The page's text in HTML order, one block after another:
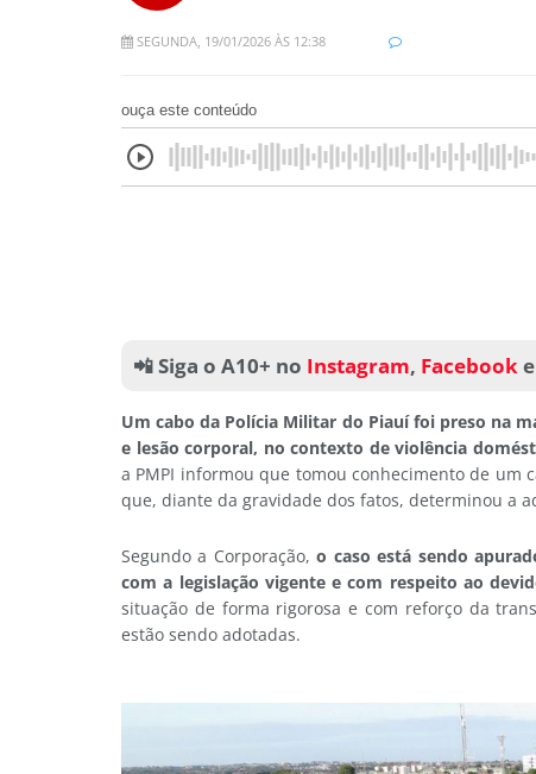
SEGUNDA, 19/01/2026 ÀS 12:38
ouça este conteúdo
📲 Siga o A10+ no Instagram, Facebooke
Um cabo da Polícia Militar do Piauí foi preso na
e lesão corporal, no contexto de violência
a PMPI informou que tomou conhecimento de um
que, diante da gravidade dos fatos, determinou a
Segundo a Corporação,o caso está sendo
com a legislação vigente e com respeito ao
situação de forma rigorosa e com reforço da
estão sendo adotadas.